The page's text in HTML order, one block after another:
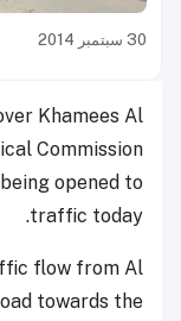
30 سبتمبر 2014
Khamees Al
Commission
opened to
traffic today.
flow from Al
towards the